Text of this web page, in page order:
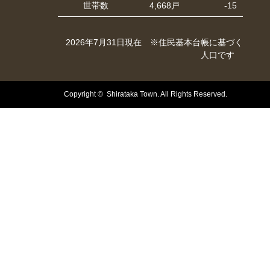
世帯数 4,668戸 -15
2026年7月31日現在 ※住民基本台帳に基づく
人口です
Copyright © Shirataka Town. All Rights Reserved.